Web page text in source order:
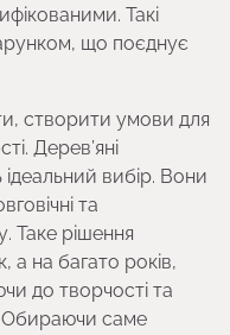
Такі
що поєднує
створити умови для
Дерев’яні
вибір. Вони
та
Таке рішення
а на багато років,
до творчості та
Обираючи саме